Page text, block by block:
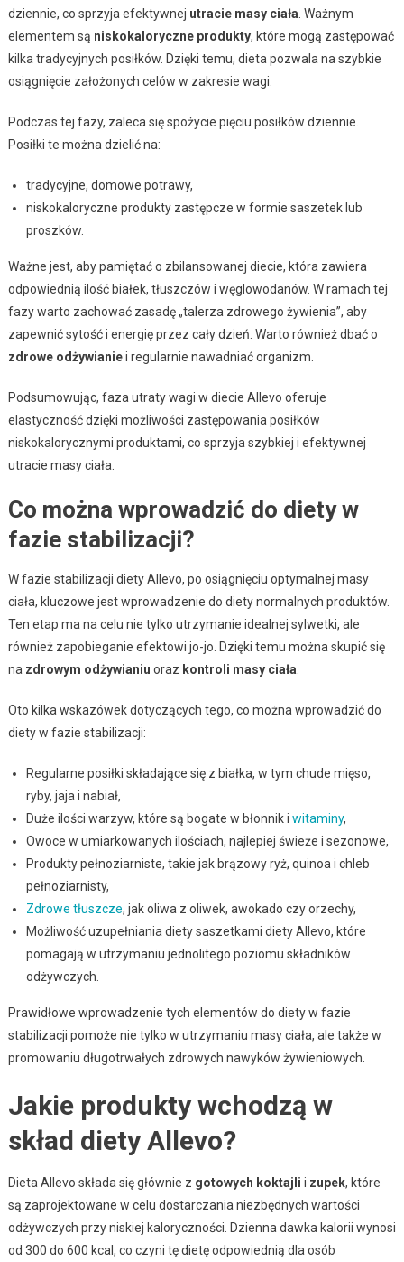
dziennie, co sprzyja efektywnej utracie masy ciała . Ważnym
elementem są niskokaloryczne produkty, które mogą zastępować
kilka tradycyjnych posiłków. Dzięki temu, dieta pozwala na szybkie
osiągnięcie założonych celów w zakresie wagi.
Podczas tej fazy, zaleca się spożycie pięciu posiłków dziennie.
Posiłki te można dzielić na:
tradycyjne, domowe potrawy,
niskokaloryczne produkty zastępcze w formie saszetek lub
proszków.
Ważne jest, aby pamiętać o zbilansowanej diecie, która zawiera
odpowiednią ilość białek, tłuszczów i węglowodanów. W ramach tej
fazy warto zachować zasadę „talerza zdrowego żywienia”, aby
zapewnić sytość i energię przez cały dzień. Warto również dbać o
zdrowe odżywianiei regularnie nawadniać organizm.
Podsumowując, faza utraty wagi w diecie Allevo oferuje
elastyczność dzięki możliwości zastępowania posiłków
niskokalorycznymi produktami, co sprzyja szybkiej i efektywnej
utracie masy ciała.
Co można wprowadzić do diety w
fazie stabilizacji?
W fazie stabilizacji diety Allevo, po osiągnięciu optymalnej masy
ciała, kluczowe jest wprowadzenie do diety normalnych produktów.
Ten etap ma na celu nie tylko utrzymanie idealnej sylwetki, ale
również zapobieganie efektowi jo-jo. Dzięki temu można skupić się
na zdrowym odżywianiu oraz kontroli masy ciała
Oto kilka wskazówek dotyczących tego, co można wprowadzić do
diety w fazie stabilizacji:
Regularne posiłki składające się z białka, w tym chude mięso,
ryby, jaja i nabiał,
Duże ilości warzyw, które są bogate w błonnik i witaminy,
Owoce w umiarkowanych ilościach, najlepiej świeże i sezonowe,
Produkty pełnoziarniste, takie jak brązowy ryż, quinoa i chleb
pełnoziarnisty,
Zdrowe tłuszcze, jak oliwa z oliwek, awokado czy orzechy,
Możliwość uzupełniania diety saszetkami diety Allevo, które
pomagają w utrzymaniu jednolitego poziomu składników
odżywczych.
Prawidłowe wprowadzenie tych elementów do diety w fazie
stabilizacji pomoże nie tylko w utrzymaniu masy ciała, ale także w
promowaniu długotrwałych zdrowych nawyków żywieniowych.
Jakie produkty wchodzą w
skład diety Allevo?
Dieta Allevo składa się głównie z gotowych koktajli i zupek, które
są zaprojektowane w celu dostarczania niezbędnych wartości
odżywczych przy niskiej kaloryczności. Dzienna dawka kalorii wynosi
od 300 do 600 kcal, co czyni tę dietę odpowiednią dla osób